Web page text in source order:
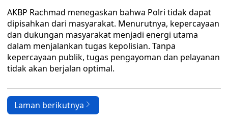
AKBP Rachmad menegaskan bahwa Polri tidak dapat
dipisahkan dari masyarakat. Menurutnya, kepercayaan
dan dukungan masyarakat menjadi energi utama
dalam menjalankan tugas kepolisian. Tanpa
kepercayaan publik, tugas pengayoman dan pelayanan
tidak akan berjalan optimal.
Laman berikutnya